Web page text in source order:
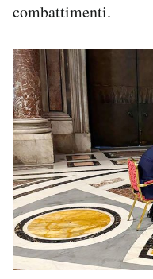
combattimenti.